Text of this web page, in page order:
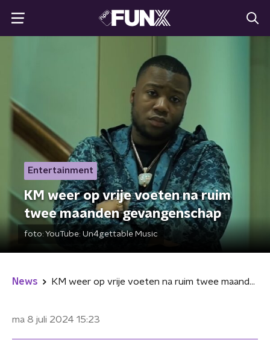
Entertainment
KM weer op vrije voeten na ruim
twee maanden gevangenschap
foto: YouTube: Un4gettable Music
News KM weer op vrije voeten na ruim twee maanden gevangenschap
ma 8 juli 2024 15:23